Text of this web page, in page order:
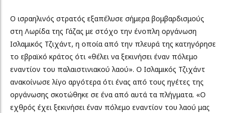
Ο ισραηλινός στρατός εξαπέλυσε σήμερα βομβαρδισμούς
στη Λωρίδα της Γάζας με στόχο την ένοπλη οργάνωση
Ισλαμικός Τζιχάντ, η οποία από την πλευρά της κατηγόρησε
το εβραϊκό κράτος ότι «θέλει να ξεκινήσει έναν πόλεμο
εναντίον του παλαιστινιακού λαού». Ο Ισλαμικός Τζιχάντ
ανακοίνωσε λίγο αργότερα ότι ένας από τους ηγέτες της
οργάνωσης σκοτώθηκε σε ένα από αυτά τα πλήγματα. «Ο
εχθρός έχει ξεκινήσει έναν πόλεμο εναντίον του λαού μας